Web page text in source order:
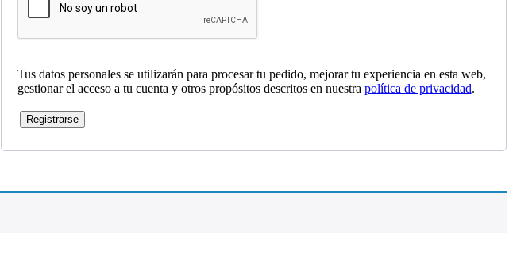
Tus datos personales se utilizarán para procesar tu pedido, mejorar tu experiencia en esta web,
gestionar el acceso a tu cuenta y otros propósitos descritos en nuestra política de privacidad.
Registrarse